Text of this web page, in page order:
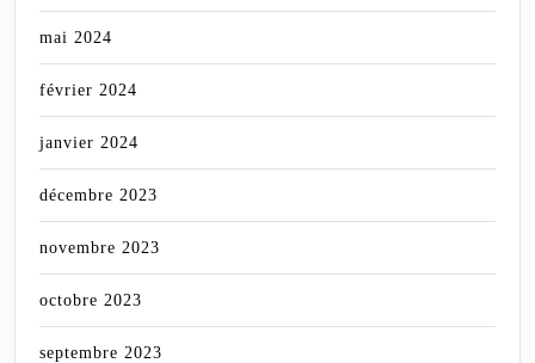
mai 2024
février 2024
janvier 2024
décembre 2023
novembre 2023
octobre 2023
septembre 2023